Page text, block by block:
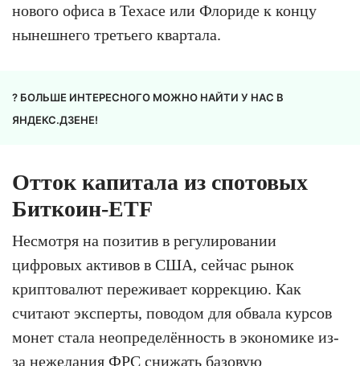
нового офиса в Техасе или Флориде к концу
нынешнего третьего квартала.
? БОЛЬШЕ ИНТЕРЕСНОГО МОЖНО НАЙТИ У НАС В
ЯНДЕКС.ДЗЕНЕ!
Отток капитала из спотовых
Биткоин-ETF
Несмотря на позитив в регулировании
цифровых активов в США, сейчас рынок
криптовалют переживает коррекцию. Как
считают эксперты, поводом для обвала курсов
монет стала неопределённость в экономике из-
за нежелания ФРС снижать базовую